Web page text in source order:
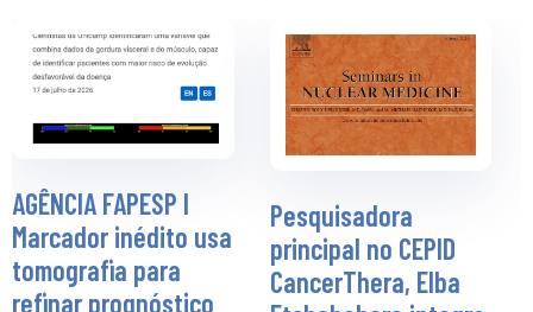
AGÊNCIA FAPESP I
Marcador inédito usa
tomografia para
refinar prognóstico
Pesquisadora
principal no CEPID
CancerThera, Elba